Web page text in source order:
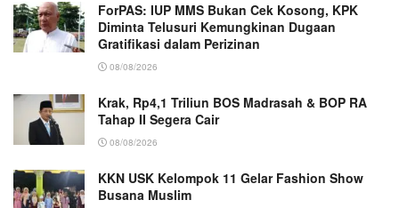
ForPAS: IUP MMS Bukan Cek Kosong, KPK
Diminta Telusuri Kemungkinan Dugaan
Gratifikasi dalam Perizinan
08/08/2026
Krak, Rp4,1 Triliun BOS Madrasah & BOP RA
Tahap II Segera Cair
08/08/2026
KKN USK Kelompok 11 Gelar Fashion Show
Busana Muslim